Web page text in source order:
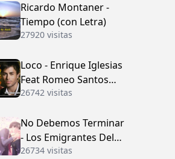
Ricardo Montaner -
Tiempo (con Letra)
27920 visitas
Loco - Enrique Iglesias
Feat Romeo Santos
(con Letra)
26742 visitas
No Debemos Terminar
- Los Emigrantes Del
Vallenato
26734 visitas